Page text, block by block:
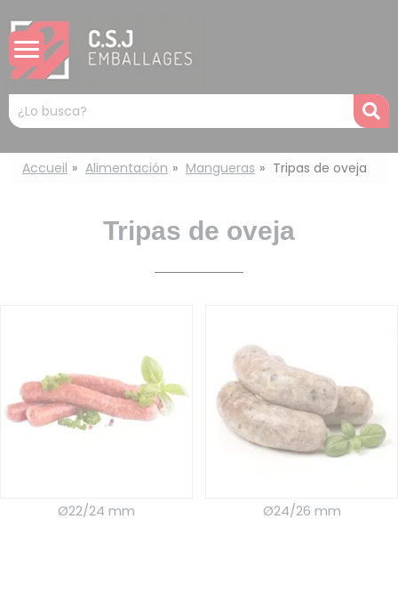
Mots
clés
:
Accueil Alimentación Mangueras Tripas de oveja
Tripas de oveja
Ø22/24 mm Ø24/26 mm